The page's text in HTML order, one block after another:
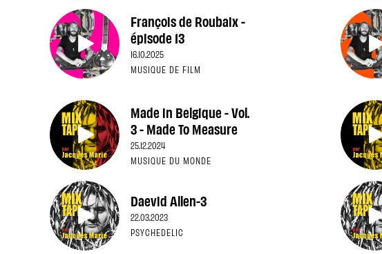
François de Roubaix -
épisode 13
16.10.2025
MUSIQUE DE FILM
Made in Belgique - Vol.
3 - Made To Measure
25.12.2024
MUSIQUE DU MONDE
Daevid Allen-3
22.03.2023
PSYCHEDELIC